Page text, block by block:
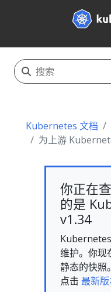
Kubernetes 文档
为上游
你正在
的是
v1.34
维护。你现
静态的快照
点击 最新版